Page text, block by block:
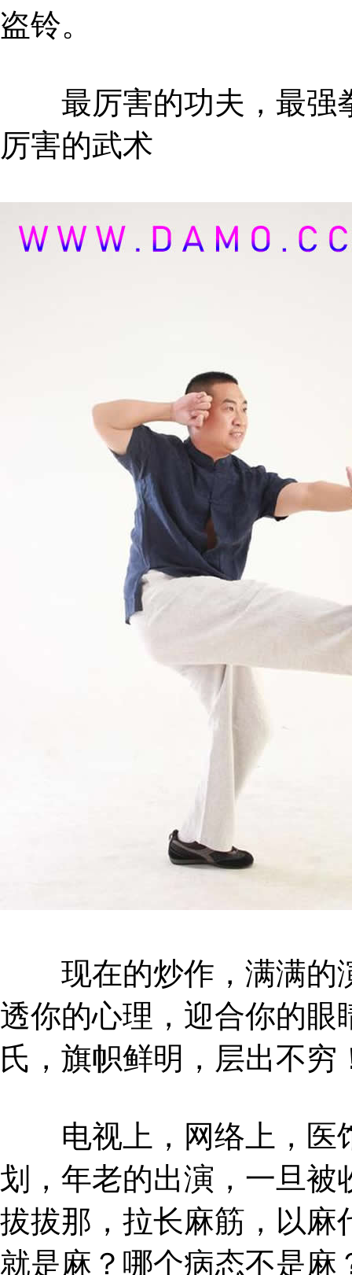
盗铃。
最厉害的功夫，最强
厉害的武术
现在的炒作，满满的
透你的心理，迎合你的眼
氏，旗帜鲜明，层出不
电视上，网络上，医
划，年老的出演，一旦被
拔拔那，拉长麻筋，以麻
就是麻？哪个病态不是麻